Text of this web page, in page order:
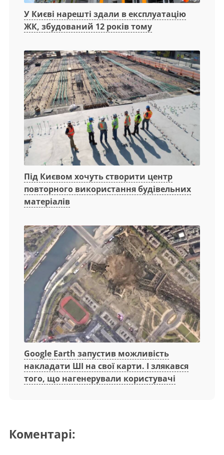
У Києві нарешті здали в експлуатацію
ЖК, збудований 12 років тому
Під Києвом хочуть створити центр
повторного використання будівельних
матеріалів
Google Earth запустив можливість
накладати ШІ на свої карти. І злякався
того, що нагенерували користувачі
Коментарі: